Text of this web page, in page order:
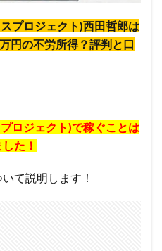
プロジェクト)西田哲郎は
円の不労所得？評判と口
ロジェクト)で稼ぐことは
た！
て説明します！